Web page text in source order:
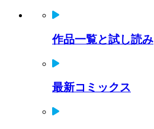
作品一覧と試し読み
最新コミックス